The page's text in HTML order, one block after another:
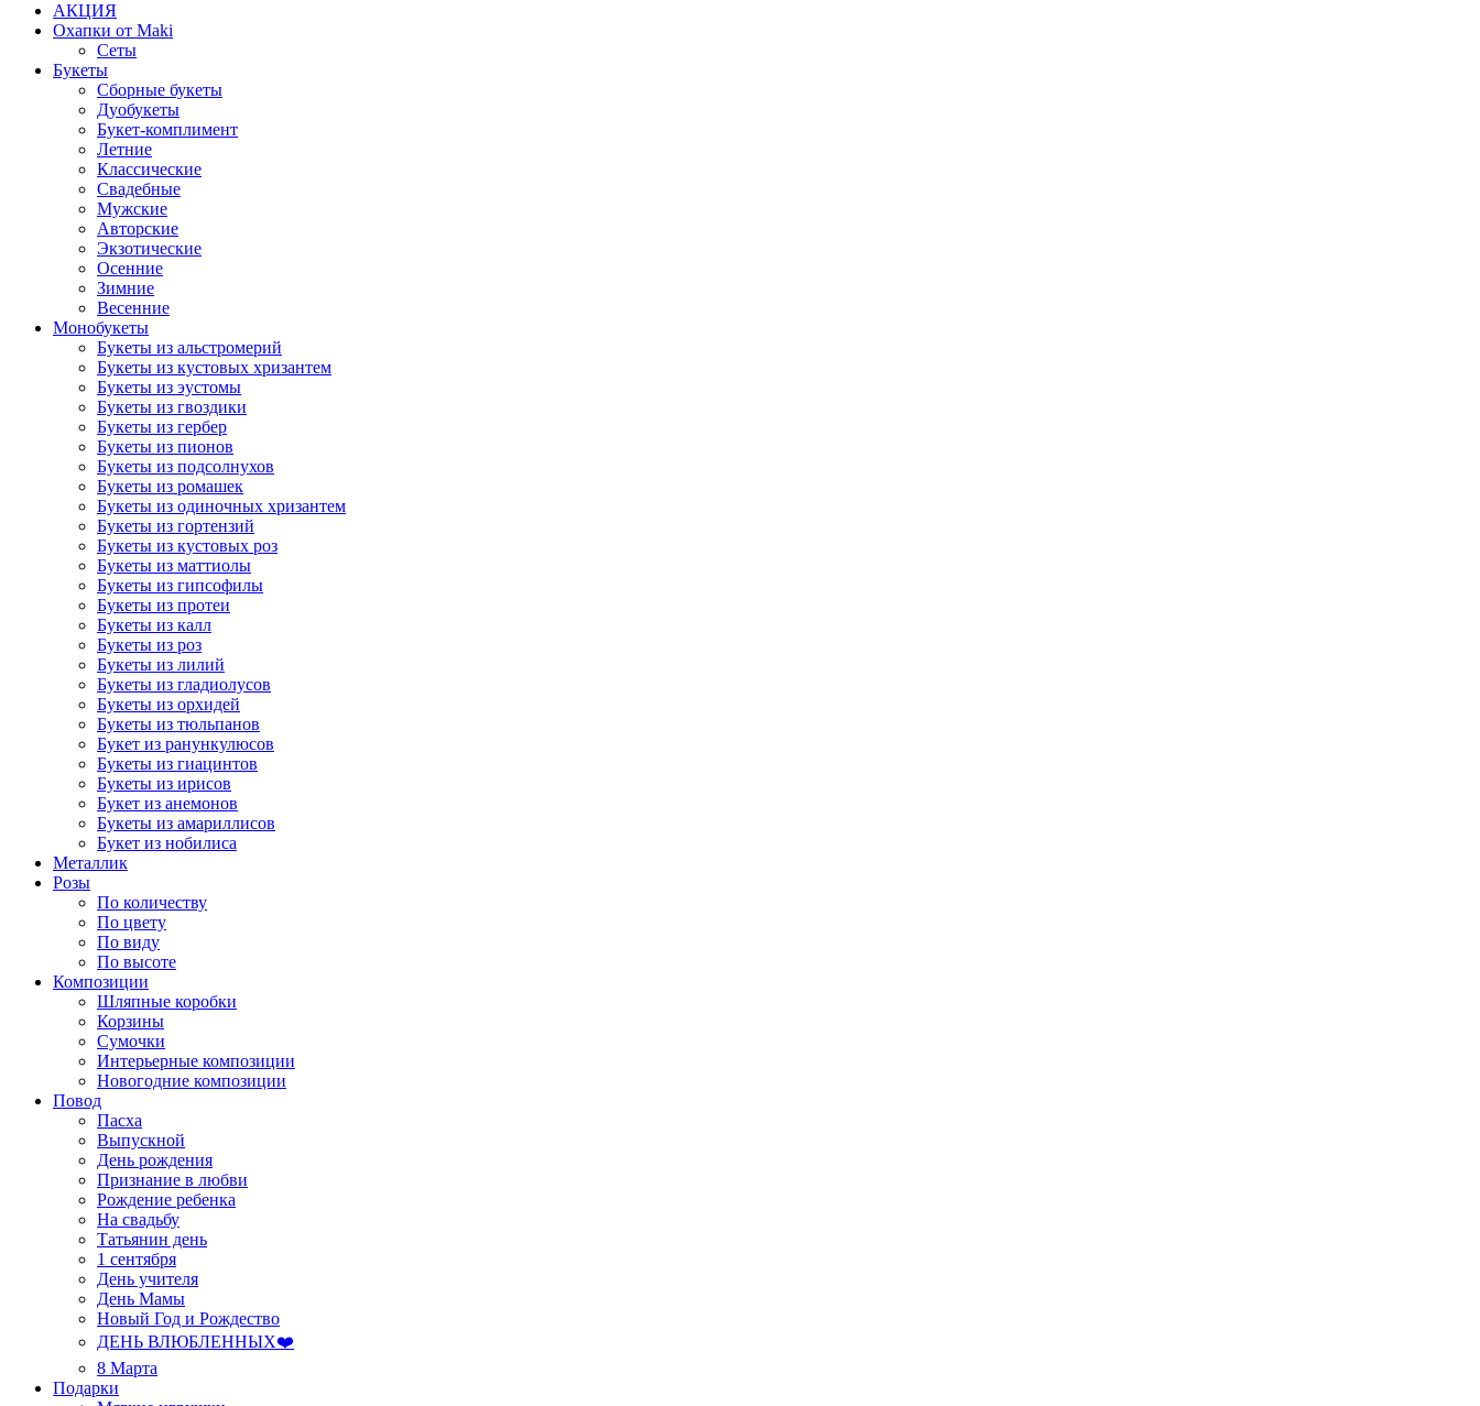
АКЦИЯ
Охапки от Maki
Сеты
Букеты
Сборные букеты
Дуобукеты
Букет-комплимент
Летние
Классические
Свадебные
Мужские
Авторские
Экзотические
Осенние
Зимние
Весенние
Монобукеты
Букеты из альстромерий
Букеты из кустовых хризантем
Букеты из эустомы
Букеты из гвоздики
Букеты из гербер
Букеты из пионов
Букеты из подсолнухов
Букеты из ромашек
Букеты из одиночных хризантем
Букеты из гортензий
Букеты из кустовых роз
Букеты из маттиолы
Букеты из гипсофилы
Букеты из протеи
Букеты из калл
Букеты из роз
Букеты из лилий
Букеты из гладиолусов
Букеты из орхидей
Букеты из тюльпанов
Букет из ранункулюсов
Букеты из гиацинтов
Букеты из ирисов
Букет из анемонов
Букеты из амариллисов
Букет из нобилиса
Металлик
Розы
По количеству
По цвету
По виду
По высоте
Композиции
Шляпные коробки
Корзины
Сумочки
Интерьерные композиции
Новогодние композиции
Повод
Пасха
Выпускной
День рождения
Признание в любви
Рождение ребенка
На свадьбу
Татьянин день
1 сентября
День учителя
День Мамы
Новый Год и Рождество
ДЕНЬ ВЛЮБЛЕННЫХ❤️
8 Марта
Подарки